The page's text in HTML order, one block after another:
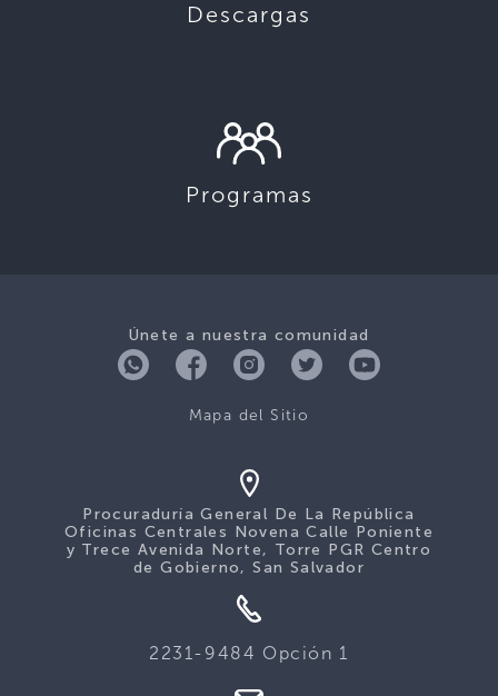
Descargas
Programas
Únete a nuestra comunidad
Mapa del Sitio
Procuraduría General De La República
Oficinas Centrales Novena Calle Poniente
y Trece Avenida Norte, Torre PGR Centro
de Gobierno, San Salvador
2231-9484 Opción 1